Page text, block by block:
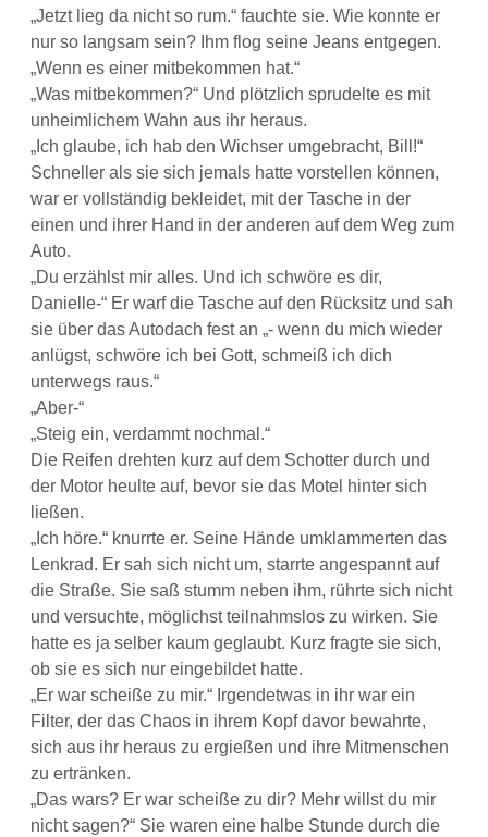
„Jetzt lieg da nicht so rum.“ fauchte sie. Wie konnte er
nur so langsam sein? Ihm flog seine Jeans entgegen.
„Wenn es einer mitbekommen hat.“
„Was mitbekommen?“ Und plötzlich sprudelte es mit
unheimlichem Wahn aus ihr heraus.
„Ich glaube, ich hab den Wichser umgebracht, Bill!“
Schneller als sie sich jemals hatte vorstellen können,
war er vollständig bekleidet, mit der Tasche in der
einen und ihrer Hand in der anderen auf dem Weg zum
Auto.
„Du erzählst mir alles. Und ich schwöre es dir,
Danielle-“ Er warf die Tasche auf den Rücksitz und sah
sie über das Autodach fest an „- wenn du mich wieder
anlügst, schwöre ich bei Gott, schmeiß ich dich
unterwegs raus.“
„Aber-“
„Steig ein, verdammt nochmal.“
Die Reifen drehten kurz auf dem Schotter durch und
der Motor heulte auf, bevor sie das Motel hinter sich
ließen.
„Ich höre.“ knurrte er. Seine Hände umklammerten das
Lenkrad. Er sah sich nicht um, starrte angespannt auf
die Straße. Sie saß stumm neben ihm, rührte sich nicht
und versuchte, möglichst teilnahmslos zu wirken. Sie
hatte es ja selber kaum geglaubt. Kurz fragte sie sich,
ob sie es sich nur eingebildet hatte.
„Er war scheiße zu mir.“ Irgendetwas in ihr war ein
Filter, der das Chaos in ihrem Kopf davor bewahrte,
sich aus ihr heraus zu ergießen und ihre Mitmenschen
zu ertränken.
„Das wars? Er war scheiße zu dir? Mehr willst du mir
nicht sagen?“ Sie waren eine halbe Stunde durch die